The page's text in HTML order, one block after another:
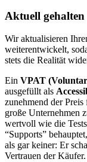
Aktuell gehalten
Wir aktualisieren
weiterentwickelt,
stets die Realität
Ein VPAT
ausgefüllt als
zunehmend der
große Unternehmen
wertvoll wie die
“Supports”
als gar keiner: Er
Vertrauen der Käufer.